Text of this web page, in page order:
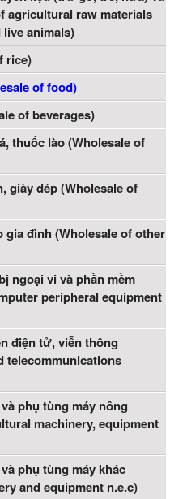
agricultural raw materials
animals)
rice)
of food)
of beverages)
thuốc lào (Wholesale of
giày dép (Wholesale of
đình (Wholesale of other
ngoại vi và phần mềm
peripheral equipment
điện tử, viễn thông
telecommunications
phụ tùng máy nông
machinery, equipment
phụ tùng máy khác
and equipment n.e.c)